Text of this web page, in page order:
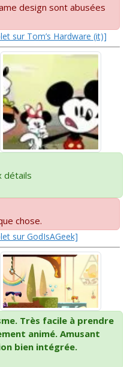
design sont abusées
sur Tom’s Hardware (it)]
détails
chose.
sur GodIsAGeek]
Très facile à prendre
animé. Amusant
bien intégrée.